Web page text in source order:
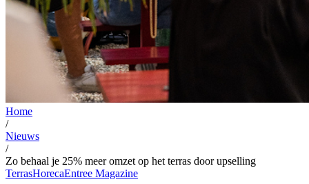
Home
/
Nieuws
/
Zo behaal je 25% meer omzet op het terras door upselling
TerrasHorecaEntree Magazine